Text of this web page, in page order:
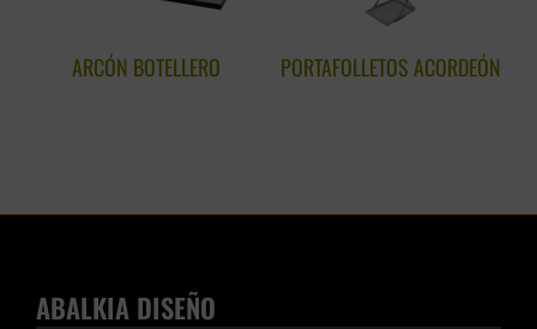
ARCÓN BOTELLERO PORTAFOLLETOS ACORDEÓN
ABALKIA DISEÑO